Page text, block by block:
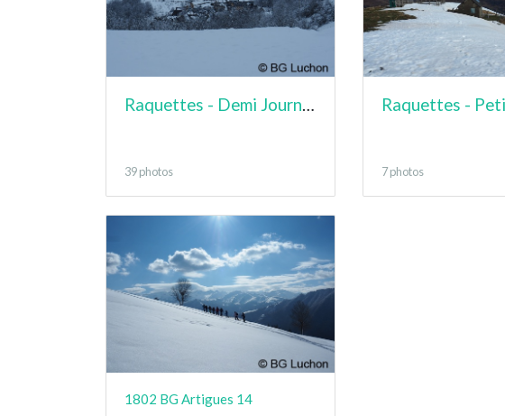
39 photos 7 photos
1802 BG Artigues 14